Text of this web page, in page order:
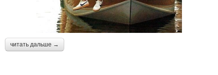
читать дальше →